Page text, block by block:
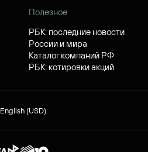
Полезное
РБК: последние новости
России и мира
Каталог компаний РФ
РБК: котировки акций
English (USD)